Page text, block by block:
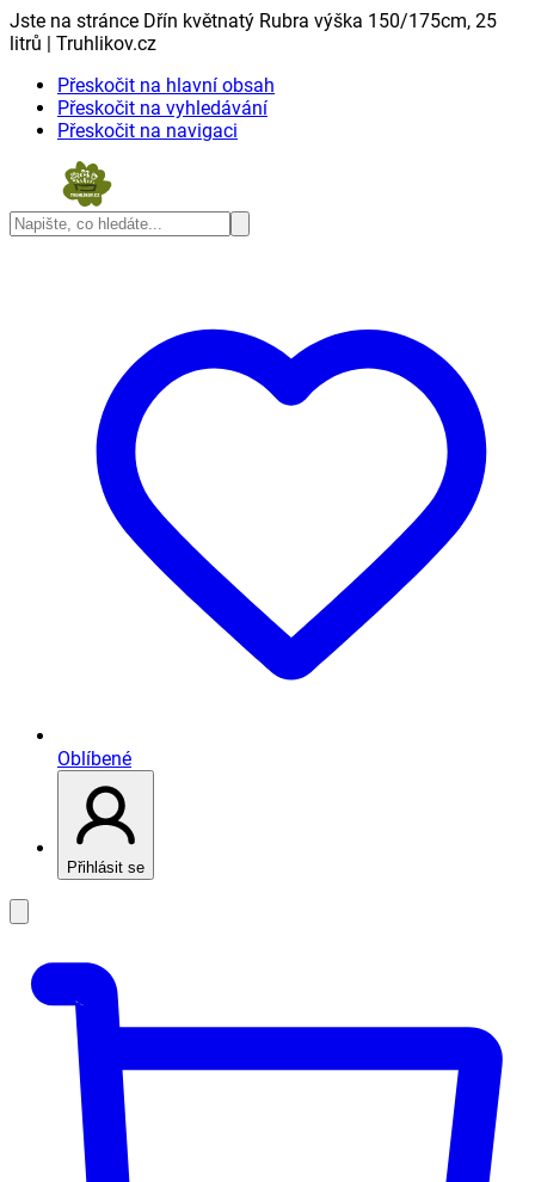
Jste na stránce Dřín květnatý Rubra výška 150/175cm, 25
litrů | Truhlikov.cz
Přeskočit na hlavní obsah
Přeskočit na vyhledávání
Přeskočit na navigaci
Oblíbené
Přihlásit se